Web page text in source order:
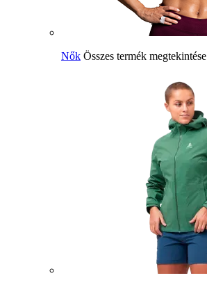
Nők Összes termék megtekintése